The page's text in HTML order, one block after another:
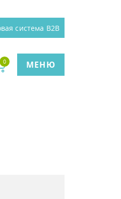
система B2B
0 МЕНЮ